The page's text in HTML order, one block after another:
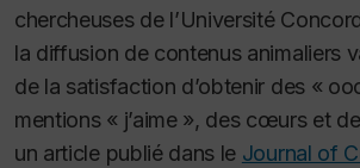
chercheuses de l’Université
la diffusion de contenus animaliers
de la satisfaction d’obtenir des «
mentions « j’aime », des cœurs et
un article publié dans le Journal of